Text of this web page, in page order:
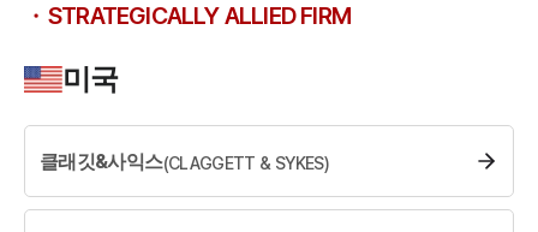
언론보도
법률 블로그
법률서식
뉴스레터/브로슈어
STRATEGICALLY ALLIED FIRM
미국
클래깃&사익스(CLAGGETT & SYKES)